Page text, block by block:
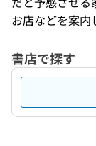
お店などを案
書店で探す